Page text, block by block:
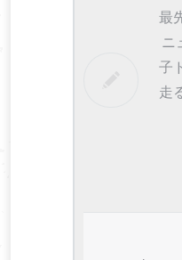
最
ニ
子
走